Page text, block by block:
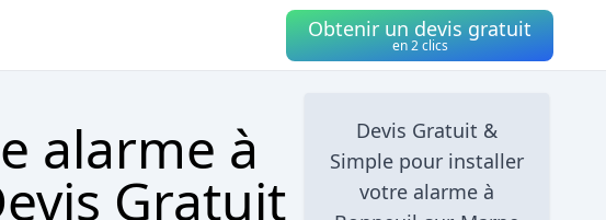
Obtenir un devis gratuit
en 2 clics
alarme à
Gratuit
Devis Gratuit &
Simple pour installer
votre alarme à